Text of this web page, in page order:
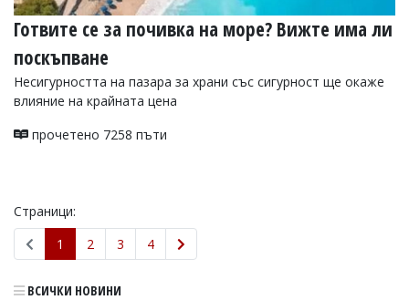
Готвите се за почивка на море? Вижте има ли
поскъпване
Несигурността на пазара за храни със сигурност ще окаже
влияние на крайната цена
прочетено 7258 пъти
Страници:
1
2 3 4
ВСИЧКИ НОВИНИ